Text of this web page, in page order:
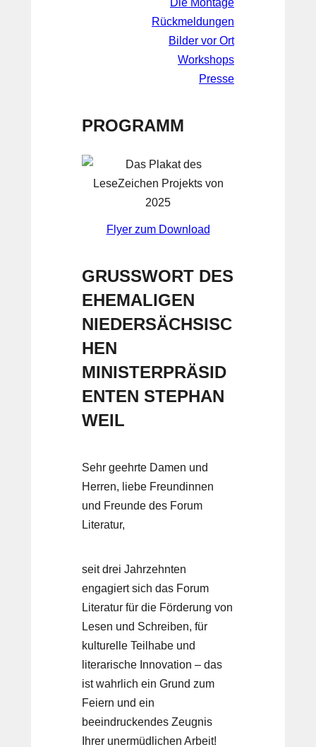
Rückmeldungen
Bilder vor Ort
Workshops
Presse
PROGRAMM
Flyer zum Download
GRUSSWORT DES
EHEMALIGEN
NIEDERSÄCHSISC
HEN
MINISTERPRÄSID
ENTEN STEPHAN
WEIL
Sehr geehrte Damen und
Herren, liebe Freundinnen
und Freunde des Forum
Literatur,
seit drei Jahrzehnten
engagiert sich das Forum
Literatur für die Förderung von
Lesen und Schreiben, für
kulturelle Teilhabe und
literarische Innovation – das
ist wahrlich ein Grund zum
Feiern und ein
beeindruckendes Zeugnis
Ihrer unermüdlichen Arbeit!